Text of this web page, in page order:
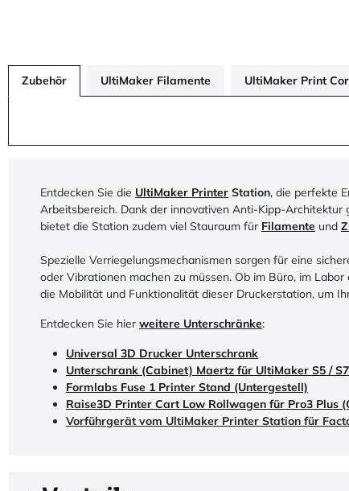
Zubehör UltiMaker Filamente UltiMaker Print
Entdecken Sie die UltiMaker Printer Station, die perfekte
Arbeitsbereich. Dank der innovativen Anti-Kipp-
bietet die Station zudem viel Stauraum für Filamente und
Spezielle Verriegelungsmechanismen sorgen für eine
oder Vibrationen machen zu müssen. Ob im Büro, im
die Mobilität und Funktionalität dieser Druckerstation, um
Entdecken Sie hier weitere Unterschränke:
Universal 3D Drucker Unterschrank
Unterschrank (Cabinet) Maertz für UltiMaker S5 /
Formlabs Fuse 1 Printer Stand (Untergestell)
Raise3D Printer Cart Low Rollwagen für Pro3 Plus
Vorführgerät vom UltiMaker Printer Station für